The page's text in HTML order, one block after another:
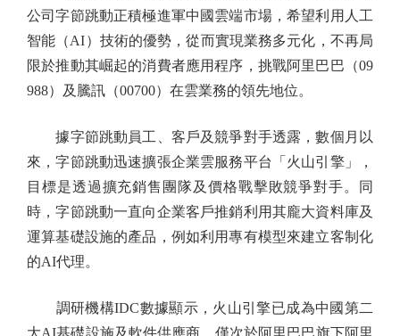
公司字節跳動正積極進軍中國雲端市場，希望利用人工
智能（AI）技術的優勢，從而實現業務多元化，不再局
限於推動其崛起的消費者應用程序，挑戰阿里巴巴（09
988）及騰訊（00700）在雲業務的領先地位。
據字節跳動員工、客戶及競爭對手透露，數個月以
來，字節跳動迅速擴張企業雲服務平台「火山引擎」，
目標是透過擴充銷售團隊及價格戰擊敗競爭對手。同
時，字節跳動一直向企業客戶推銷利用其龐大資料庫及
運算基礎設施的產品，例如利用專有模型來建立客制化
的AI代理。
調研機構IDC數據顯示，火山引擎已成為中國第二